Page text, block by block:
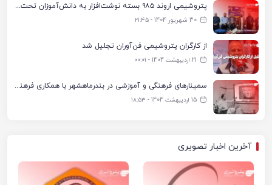
پتروشیمی اروند ۹۸۵ بسته نوشت‌افزار به دانش‌آموزان تحت پوشش کمیته امداد بندرماهشهر اهدا کرد
30 شهریور 1404 - ۲۱:۴۵
از کارگران پتروشیمی فن‌آوران تجلیل شد
21 اردیبهشت 1404 - ۰۰:۰۱
سمینارهای فرهنگی و آموزشی در بندرماهشهر با همکاری فرهنگ‌سرای پتروشیمی مارون
15 اردیبهشت 1404 - ۱۸:۵۳
آخرین اخبار تصویری